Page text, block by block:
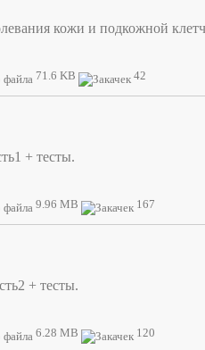
кожи и подкожной
71.6 KB 42
+ тесты.
9.96 MB 167
+ тесты.
6.28 MB 120